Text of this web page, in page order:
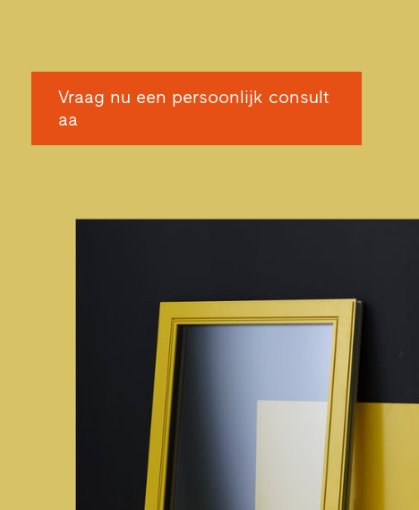
Vraag nu een persoonlijk consult
aa